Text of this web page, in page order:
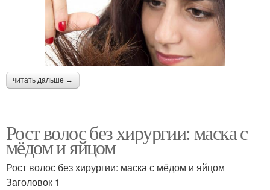
читать дальше →
Рост волос без хирургии: маска с
мёдом и яйцом
Рост волос без хирургии: маска с мёдом и яйцом
Заголовок 1